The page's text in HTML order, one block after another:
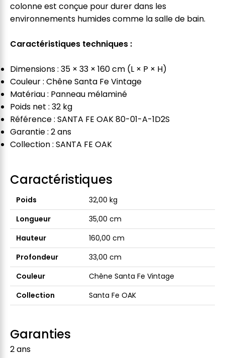
colonne est conçue pour durer dans les
environnements humides comme la salle de bain.
Caractéristiques techniques :
Dimensions : 35 × 33 × 160 cm (L × P × H)
Couleur : Chêne Santa Fe Vintage
Matériau : Panneau mélaminé
Poids net : 32 kg
Référence : SANTA FE OAK 80-01-A-1D2S
Garantie : 2 ans
Collection : SANTA FE OAK
Caractéristiques
Poids
32,00 kg
Longueur
35,00 cm
Hauteur
160,00 cm
Profondeur
33,00 cm
Couleur
Chêne Santa Fe Vintage
Collection
Santa Fe OAK
Garanties
2 ans